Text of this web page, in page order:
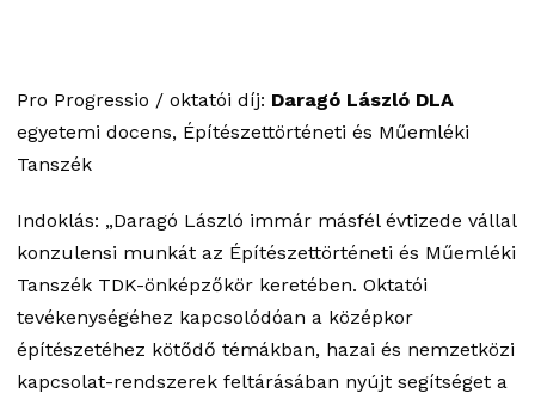
Pro Progressio / oktatói díj: Daragó László DLA
egyetemi docens, Építészettörténeti és Műemléki
Tanszék
Indoklás: „Daragó László immár másfél évtizede vállal
konzulensi munkát az Építészettörténeti és Műemléki
Tanszék TDK-önképzőkör keretében. Oktatói
tevékenységéhez kapcsolódóan a középkor
építészetéhez kötődő témákban, hazai és nemzetközi
kapcsolat-rendszerek feltárásában nyújt segítséget a